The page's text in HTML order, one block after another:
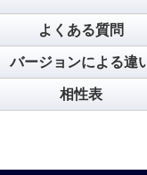
よくある質問
バージョンによる違
相性表